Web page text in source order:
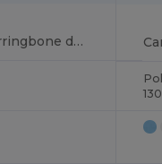
Camisa de mulher herringbone de manga comprida